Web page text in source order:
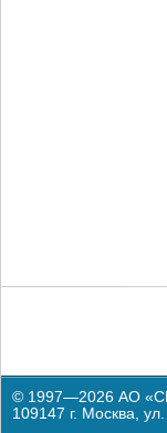
© 1997—2026 АО
109147 г. Москва,